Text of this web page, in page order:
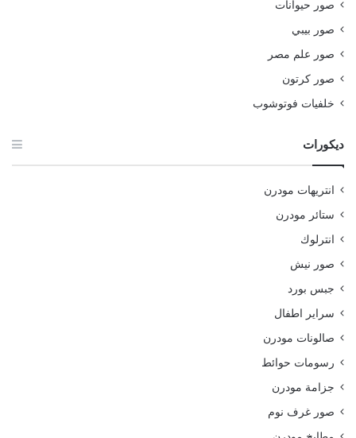
صور حيوانات
صور بيبي
صور علم مصر
صور كرتون
خلفيات فوتوشوب
ديكورات
انتريهات مودرن
ستائر مودرن
انترلوك
صور نيش
جبس بورد
سراير اطفال
صالونات مودرن
رسومات حوائط
جزامة مودرن
صور غرف نوم